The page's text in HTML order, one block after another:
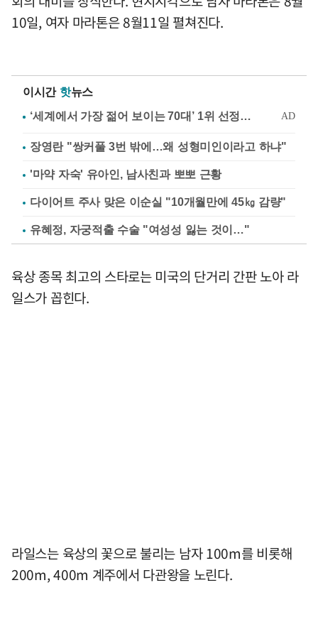
10일, 여자 마라톤은 8월11일 펼쳐진다.
이시간 핫뉴스
장영란 "쌍커풀 3번 밖에…왜 성형미인이라고 하냐"
'마약 자숙' 유아인, 남사친과 뽀뽀 근황
다이어트 주사 맞은 이순실 "10개월만에 45㎏ 감량"
유혜정, 자궁적출 수술 "여성성 잃는 것이…"
육상 종목 최고의 스타로는 미국의 단거리 간판 노아 라
일스가 꼽힌다.
라일스는 육상의 꽃으로 불리는 남자 100m를 비롯해
200m, 400m 계주에서 다관왕을 노린다.